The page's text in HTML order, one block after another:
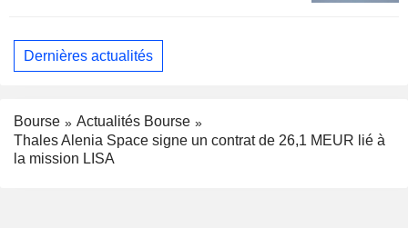
Dernières actualités
Bourse
Actualités Bourse
Thales Alenia Space signe un contrat de 26,1 MEUR lié à
la mission LISA